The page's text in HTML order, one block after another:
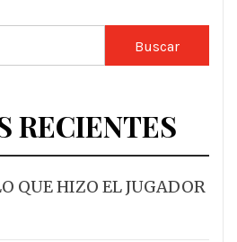
RECIENTES
QUE HIZO EL JUGADOR